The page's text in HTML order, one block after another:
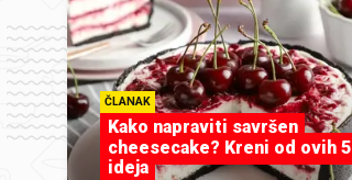
ČLANAK
Kako napraviti savršen
cheesecake? Kreni od ovih 5
ideja